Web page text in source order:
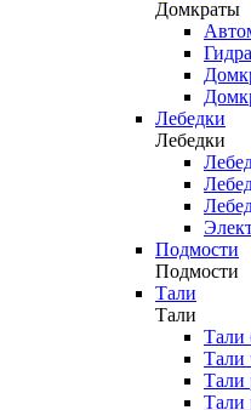
Домкраты
Лебедки
Лебедки
Подмости
Подмости
Тали
Тали
Тали
Тали
Тали
Тали